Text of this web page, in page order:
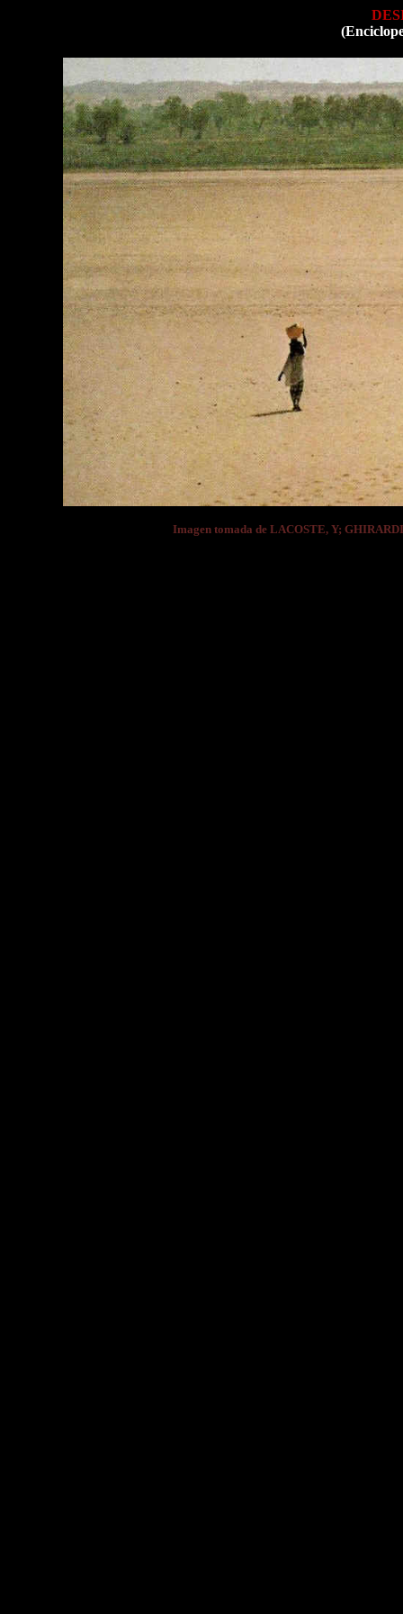
Imagen tomada de LACOSTE, Y;